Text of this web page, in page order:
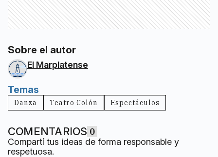
Sobre el autor
El Marplatense
Temas
Danza Teatro Colón Espectáculos
COMENTARIOS 0
Compartí tus ideas de forma responsable y
respetuosa.